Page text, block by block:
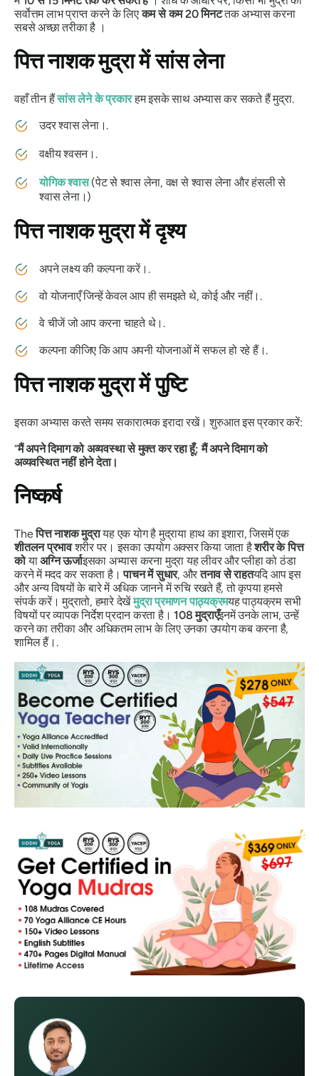
सर्वोत्तम लाभ प्राप्त करने के लिएकम से कम 20 मिनटतक अभ्यास करना
सबसे अच्छा तरीका है ।
पित्त नाशक मुद्रामें सांस लेना
वहाँ तीन हैंसांस लेने के प्रकारहम इसके साथ अभ्यास कर सकते हैंमुद्रा.
उदर श्वास लेना।.
वक्षीय श्वसन।.
योगिक श्वास(पेट से श्वास लेना, वक्ष से श्वास लेना और हंसली से
श्वास लेना।)
पित्त नाशक मुद्रामें दृश्य
अपने लक्ष्य की कल्पना करें।.
वो योजनाएँ जिन्हें केवल आप ही समझते थे, कोई और नहीं।.
वे चीजें जो आप करना चाहते थे।.
कल्पना कीजिए कि आप अपनी योजनाओं में सफल हो रहे हैं।.
पित्त नाशक मुद्रामें पुष्टि
इसका अभ्यास करते समय सकारात्मक इरादा रखें। शुरुआत इस प्रकार करें:
“मैं अपने दिमाग को अव्यवस्था से मुक्त कर रहा हूँ; मैं अपने दिमाग को
अव्यवस्थित नहीं होने देता।
निष्कर्ष
Theपित्त नाशक मुद्रायह एक योग हैमुद्राया हाथ का इशारा, जिसमें एक
शीतलन प्रभावशरीर पर। इसका उपयोग अक्सर किया जाता हैशरीर केपित्त
कोयाअग्नि ऊर्जाइसका अभ्यास करनामुद्रायह लीवर और प्लीहा को ठंडा
करने में मदद कर सकता है।पाचन में सुधार, औरतनाव से राहतयदि आप इस
और अन्य विषयों के बारे में अधिक जानने में रुचि रखते हैं, तो कृपया हमसे
संपर्क करें।मुद्रातो, हमारे देखेंमुद्राप्रमाणन पाठ्यक्रमयह पाठ्यक्रम सभी
विषयों पर व्यापक निर्देश प्रदान करता है।108मुद्राएँइनमें उनके लाभ, उन्हें
करने का तरीका और अधिकतम लाभ के लिए उनका उपयोग कब करना है,
शामिल हैं।.